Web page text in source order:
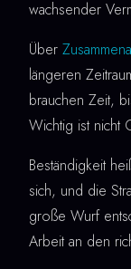
wachsender
Über
längeren
brauchen Zeit,
Wichtig ist nicht
Beständigkeit
sich, und die
große Wurf
Arbeit an den